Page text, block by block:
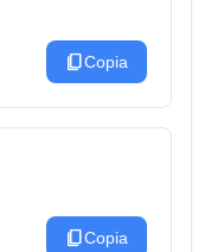
content_copyCopia
content_copyCopia